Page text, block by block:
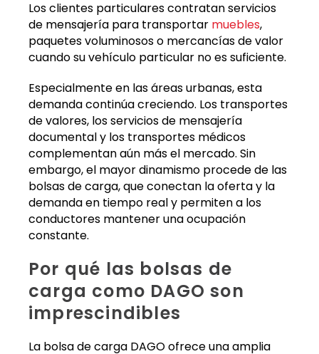
Los clientes particulares contratan servicios
de mensajería para transportar muebles,
paquetes voluminosos o mercancías de valor
cuando su vehículo particular no es suficiente.
Especialmente en las áreas urbanas, esta
demanda continúa creciendo. Los transportes
de valores, los servicios de mensajería
documental y los transportes médicos
complementan aún más el mercado. Sin
embargo, el mayor dinamismo procede de las
bolsas de carga, que conectan la oferta y la
demanda en tiempo real y permiten a los
conductores mantener una ocupación
constante.
Por qué las bolsas de
carga como DAGO son
imprescindibles
La bolsa de carga DAGO ofrece una amplia